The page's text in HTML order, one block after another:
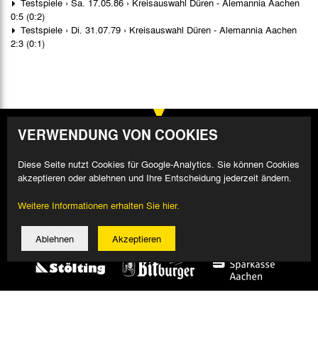
0:5 (0:2)
Testspiele › Di. 31.07.79 › Kreisauswahl Düren - Alemannia Aachen
2:3 (0:1)
VERWENDUNG VON COOKIES
Diese Seite nutzt Cookies für Google-Analytics. Sie können Cookies
akzeptieren oder ablehnen und Ihre Entscheidung jederzeit ändern.
Weitere Informationen erhalten Sie hier.
Ablehnen Akzeptieren